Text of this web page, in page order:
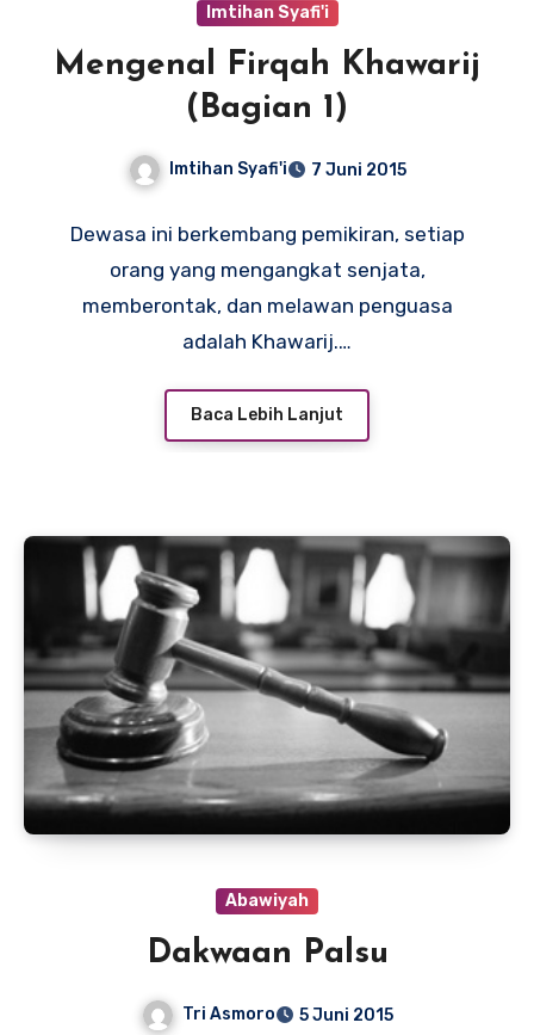
Imtihan Syafi'i
Mengenal Firqah Khawarij
(Bagian 1)
Imtihan Syafi'i 7 Juni 2015
Dewasa ini berkembang pemikiran, setiap
orang yang mengangkat senjata,
memberontak, dan melawan penguasa
adalah Khawarij.…
Baca Lebih Lanjut
Abawiyah
Dakwaan Palsu
Tri Asmoro 5 Juni 2015